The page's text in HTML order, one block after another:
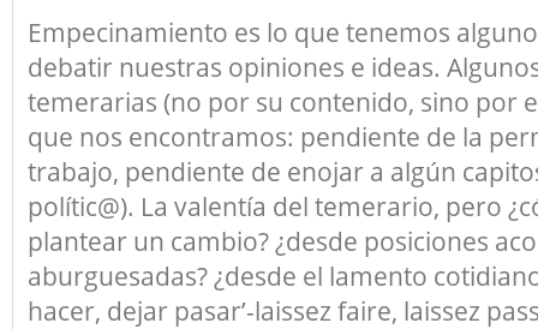
Empecinamiento es lo que tenemos
debatir nuestras opiniones e ideas.
temerarias (no por su contenido, sino por
que nos encontramos: pendiente de la
trabajo, pendiente de enojar a algún
polític@). La valentía del temerario, pero
plantear un cambio? ¿desde posiciones
aburguesadas? ¿desde el lamento
hacer, dejar pasar’-laissez faire, laissez